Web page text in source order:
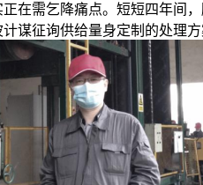
在需乞降痛点。短短四年间
谋征询供给量身定制的处理